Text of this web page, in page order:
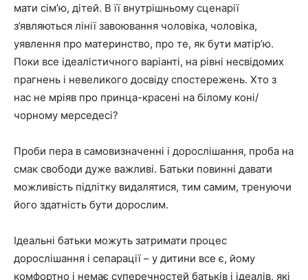
мати сім’ю, дітей. В її внутрішньому сценарії
з’являються лінії завоювання чоловіка, чоловіка,
уявлення про материнство, про те, як бути матір’ю.
Поки все ідеалістичного варіанті, на рівні несвідомих
прагнень і невеликого досвіду спостережень. Хто з
нас не мріяв про принца-красені на білому коні/
чорному мерседесі?
Проби пера в самовизначенні і дорослішання, проба на
смак свободи дуже важливі. Батьки повинні давати
можливість підлітку видалятися, тим самим, тренуючи
його здатність бути дорослим.
Ідеальні батьки можуть затримати процес
дорослішання і сепарації – у дитини все є, йому
комфортно і немає суперечностей батьків і ідеалів, які